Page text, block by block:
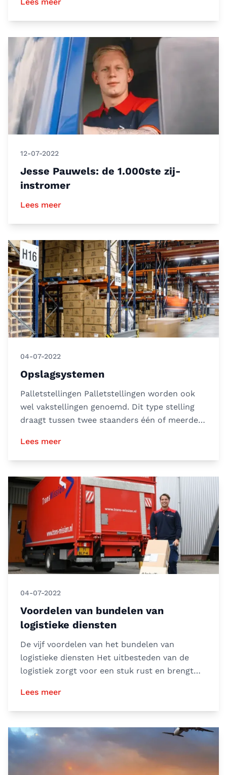
12-07-2022
Jesse Pauwels: de 1.000ste zij-
instromer
Lees meer
04-07-2022
Opslagsystemen
Palletstellingen Palletstellingen worden ook
wel vakstellingen genoemd. Dit type stelling
draagt tussen twee staanders één of meerdere
Lees meer
04-07-2022
Voordelen van bundelen van
logistieke diensten
De vijf voordelen van het bundelen van
logistieke diensten Het uitbesteden van de
logistiek zorgt voor een stuk rust en brengt
Lees meer